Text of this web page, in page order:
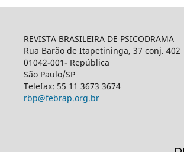
REVISTA BRASILEIRA DE PSICODRAMA
Rua Barão de Itapetininga, 37 conj. 402
01042-001- República
São Paulo/SP
Telefax: 55 11 3673 3674
rbp@febrap.org.br